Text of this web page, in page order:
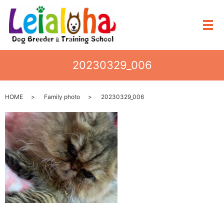
メ
20230329_006
HOME Family photo 20230329_006